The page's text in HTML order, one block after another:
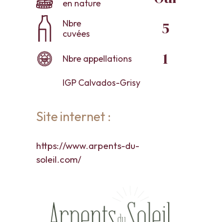
en nature
Nbre
cuvées
5
Nbre appellations 1
IGP Calvados-Grisy
Site internet :
https://www.arpents-du-
soleil.com/